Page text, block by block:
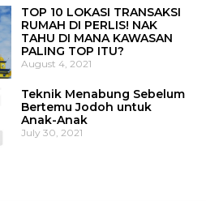
TOP 10 LOKASI TRANSAKSI
RUMAH DI PERLIS! NAK
TAHU DI MANA KAWASAN
PALING TOP ITU?
August 4, 2021
Teknik Menabung Sebelum
Bertemu Jodoh untuk
Anak-Anak
July 30, 2021